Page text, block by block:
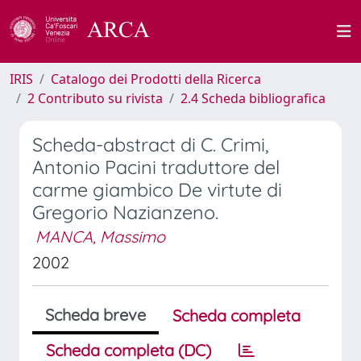
IRIS
Catalogo dei Prodotti della Ricerca
2 Contributo su rivista
2.4 Scheda bibliografica
Scheda-abstract di C. Crimi,
Antonio Pacini traduttore del
carme giambico De virtute di
Gregorio Nazianzeno.
MANCA, Massimo
2002
Scheda breve
Scheda completa
Scheda completa (DC)